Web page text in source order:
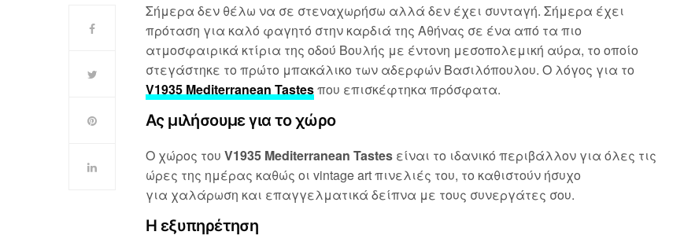
Σήμερα δεν θέλω να σε στεναχωρήσω αλλά δεν έχει συνταγή. Σήμερα έχει
πρόταση για καλό φαγητό στην καρδιά της Αθήνας σε ένα από τα πιο
ατμοσφαιρικά κτίρια της οδού Βουλής με έντονη μεσοπολεμική αύρα, το οποίο
στεγάστηκε το πρώτο μπακάλικο των αδερφών Βασιλόπουλου. Ο λόγος για το
V1935 Mediterranean Tastesπου επισκέφτηκα πρόσφατα.
Ας μιλήσουμε για το χώρο
Ο χώρος τουV1935 Mediterranean Tastes είναι το ιδανικό περιβάλλον για όλες τις
ώρες της ημέρας καθώς οι vintage art πινελιές του, το καθιστούν ήσυχο
για χαλάρωση και επαγγελματικά δείπνα με τους συνεργάτες σου.
Η εξυπηρέτηση